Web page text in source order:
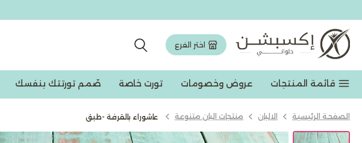
اختر الفرع
قائمة المنتجات
عروض وخصومات
خصومات اكسبشن
عروض وخصومات تورت خاصة صّمم تورتتك بنفسك
الصفحة الرئيسية الالبان منتجات البان متنوعة عاشوراء بالقرفة -طبق